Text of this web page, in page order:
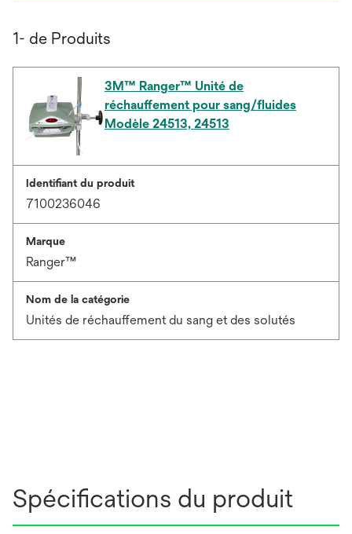
1- de Produits
3M™ Ranger™ Unité de
réchauffement pour sang/fluides
Modèle 24513, 24513
Identifiant du produit
7100236046
Marque
Ranger™
Nom de la catégorie
Unités de réchauffement du sang et des solutés
Spécifications du produit